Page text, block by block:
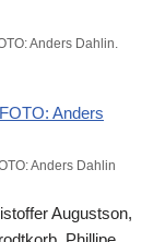
Anders Dahlin.
Anders Dahlin
Augustson,